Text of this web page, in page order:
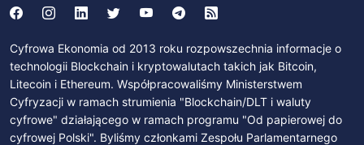
Cyfrowa Ekonomia od 2013 roku rozpowszechnia informacje o
technologii Blockchain i kryptowalutach takich jak Bitcoin,
Litecoin i Ethereum. Współpracowaliśmy Ministerstwem
Cyfryzacji w ramach strumienia "Blockchain/DLT i waluty
cyfrowe" działającego w ramach programu "Od papierowej do
cyfrowej Polski". Byliśmy członkami Zespołu Parlamentarnego